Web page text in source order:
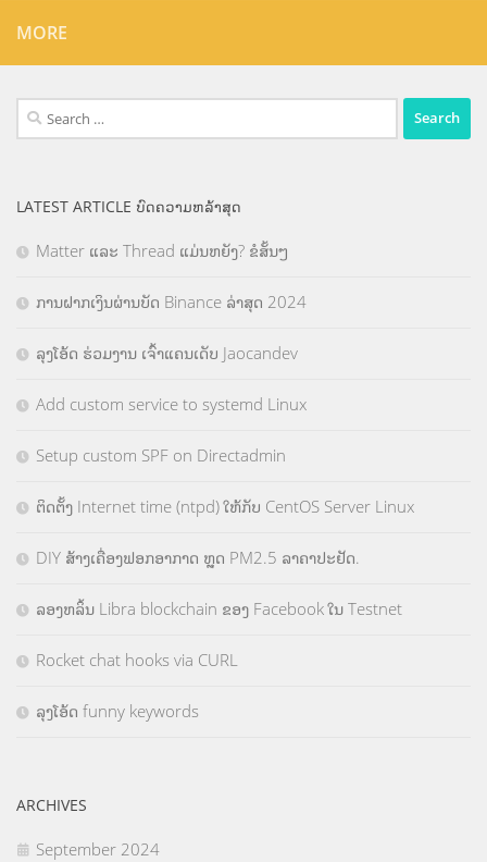
MORE
Search
for:
LATEST ARTICLE ບົດຄວາມຫລ້າສຸດ
Matter ແລະ Thread ແມ່ນຫຍັງ? ຂໍສັ້ນໆ
ການຝາກເງິນຜ່ານບັດ Binance ລ່າສຸດ 2024
ລຸງໂອ້ດ ຮ່ວມງານ ເຈົ້າແຄນເດັບ Jaocandev
Add custom service to systemd Linux
Setup custom SPF on Directadmin
ຕິດຕັ້ງ Internet time (ntpd) ໃຫ້ກັບ CentOS Server Linux
DIY ສ້າງເຄື່ອງຟອກອາກາດ ຫຼຸດ PM2.5 ລາຄາປະຢັດ.
ລອງຫລິ້ນ Libra blockchain ຂອງ Facebook ໃນ Testnet
Rocket chat hooks via CURL
ລຸງໂອ້ດ funny keywords
ARCHIVES
September 2024